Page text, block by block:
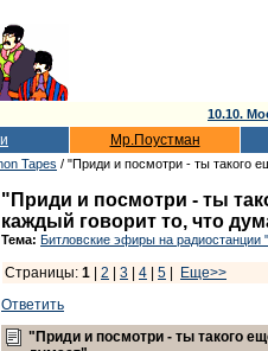
10.10.
Мр.Поустман
Tapes / "Приди и посмотри - ты такого
"Приди и посмотри - ты
каждый говорит то, что
Тема: Битловские эфиры на
Страницы: 1 2 3 4 5
Еще>>
Ответить
"Приди и посмотри - ты такого